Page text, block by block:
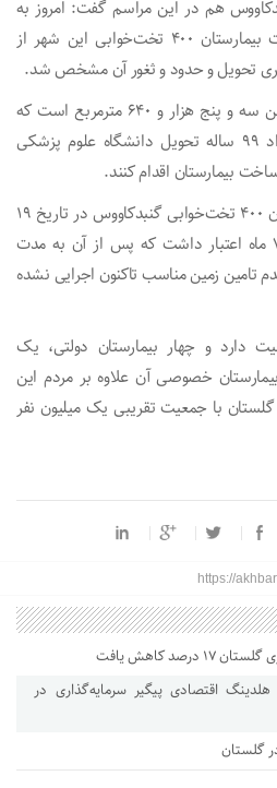
هم در این مراسم گفت: امروز به
صورت رسمی سند زمین ساخت بیمارستان ۴۰۰ تخت‌خوابی این شهر از
تحویل و حدود و ثغور آن مشخص شد.
رسول پایدار افزود: مساحت زمین سه و پنج هزار و ۶۴۰ مترمربع است که
شهرداری آن در در قالب قرارداد ۹۹ ساله تحویل دانشگاه علوم پزشکی
بیمارستان اقدام کنند.
موافقت اصولی ساخت بیمارستان ۴۰۰ تخت‌خوابی گنبدکاووس در تاریخ ۱۹
فروردین ۱۳۹۳ صادر شده و ۷۲ ماه اعتبار داشت که پس از آن به مدت
تامین زمین مناسب تاکنون اجرایی نشده
نفر جمعیت دارد و چهار بیمارستان دولتی، یک
بیمارستان تامین اجتماعی و ۲ بیمارستان خصوصی آن علاوه بر مردم این
با جمعیت تقریبی یک میلیون نفر
https://
کاهش یافت
استاندار: بابک زنجانی با ۱۱ هلدینگ اقتصادی پیگیر سرمایه‌گذاری در